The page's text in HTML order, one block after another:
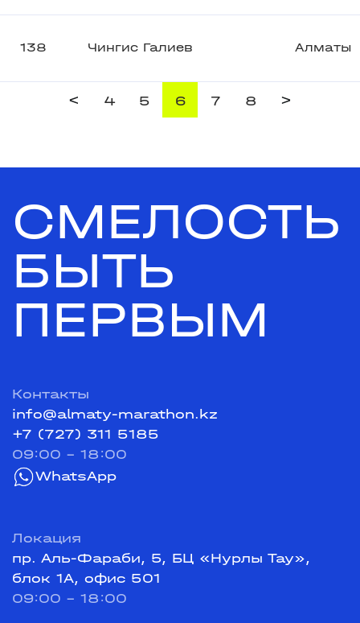
138 Чингис Галиев Алматы
< 4 5 6 7 8 >
СМЕЛОСТЬ
БЫТЬ
ПЕРВЫМ
Контакты
info@almaty-marathon.kz
+7 (727) 311 5185
09:00 - 18:00
WhatsApp
Локация
пр. Аль-Фараби, 5, БЦ «Нурлы Тау»,
блок 1А, офис 501
09:00 - 18:00